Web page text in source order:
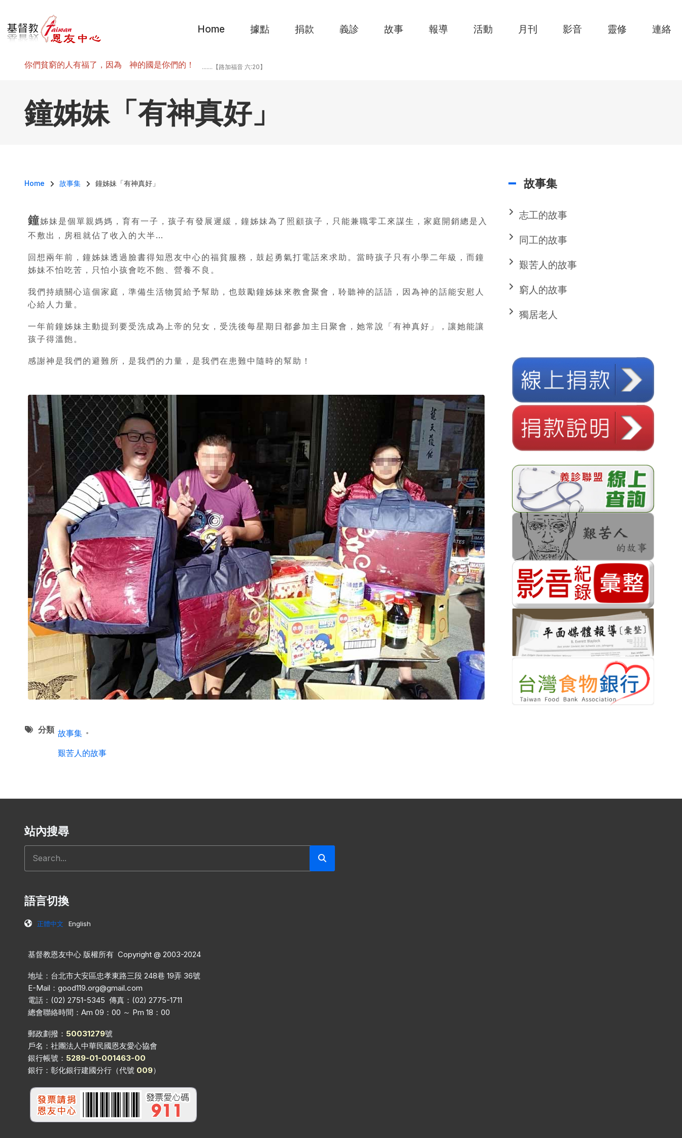
Home 據點 捐款 義診 故事 報導 活動 月刊 影音 靈修 連絡
你們貧窮的人有福了，因為 神的國是你們的！ .......【路加福音 六:20】
鐘姊妹「有神真好」
導航連結
Home 故事集 鐘姊妹「有神真好」
鐘姊妹是個單親媽媽，育有一子，孩子有發展遲緩，鐘姊妹為了照顧孩子，只能兼職零工來謀生，家庭開銷總是入
不敷出，房租就佔了收入的大半…
回想兩年前，鐘姊妹透過臉書得知恩友中心的福貧服務，鼓起勇氣打電話來求助。當時孩子只有小學二年級，而鐘
姊妹不怕吃苦，只怕小孩會吃不飽、營養不良。
我們持續關心這個家庭，準備生活物質給予幫助，也鼓勵鐘姊妹來教會聚會，聆聽神的話語，因為神的話能安慰人
心給人力量。
一年前鐘姊妹主動提到要受洗成為上帝的兒女，受洗後每星期日都參加主日聚會，她常說「有神真好」，讓她能讓
孩子得溫飽。
感謝神是我們的避難所，是我們的力量，是我們在患難中隨時的幫助！
分類 故事集
艱苦人的故事
故事集
志工的故事
同工的故事
艱苦人的故事
窮人的故事
獨居老人
站內搜尋
語言切換
正體中文 English
基督教恩友中心 版權所有 Copyright @ 2003-2024
地址：台北市大安區忠孝東路三段 248巷 19弄 36號
E-Mail： good119.org@gmail.com
電話：(02) 2751-5345 傳真：(02) 2775-1711
總會聯絡時間：Am 09：00 ～ Pm 18：00
郵政劃撥： 50031279號
戶名：社團法人中華民國恩友愛心協會
銀行帳號： 5289-01-001463-00
銀行：彰化銀行建國分行（代號 009）